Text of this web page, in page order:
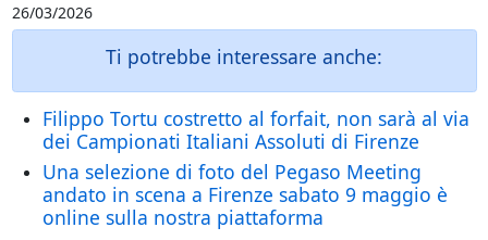
26/03/2026
Ti potrebbe interessare anche:
Filippo Tortu costretto al forfait, non sarà al via
dei Campionati Italiani Assoluti di Firenze
Una selezione di foto del Pegaso Meeting
andato in scena a Firenze sabato 9 maggio è
online sulla nostra piattaforma